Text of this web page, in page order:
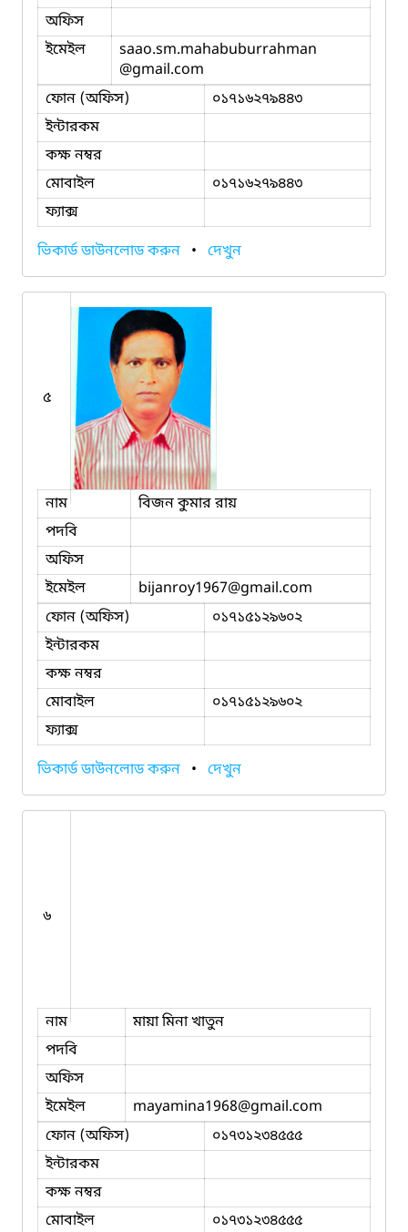
অফিস
ইমেইল
saao.sm.mahabuburrahman
@gmail.com
ফোন (অফিস)
০১৭১৬২৭৯৪৪৩
ইন্টারকম
কক্ষ নম্বর
মোবাইল
০১৭১৬২৭৯৪৪৩
ফ্যাক্স
ভিকার্ড ডাউনলোড করুন • দেখুন
৫
নাম
বিজন কুমার রায়
পদবি
অফিস
ইমেইল
bijanroy1967@gmail.com
ফোন (অফিস)
০১৭১৫১২৯৬০২
ইন্টারকম
কক্ষ নম্বর
মোবাইল
০১৭১৫১২৯৬০২
ফ্যাক্স
ভিকার্ড ডাউনলোড করুন • দেখুন
৬
নাম
মায়া মিনা খাতুন
পদবি
অফিস
ইমেইল
mayamina1968@gmail.com
ফোন (অফিস)
০১৭৩১২৩৪৫৫৫
ইন্টারকম
কক্ষ নম্বর
মোবাইল
০১৭৩১২৩৪৫৫৫